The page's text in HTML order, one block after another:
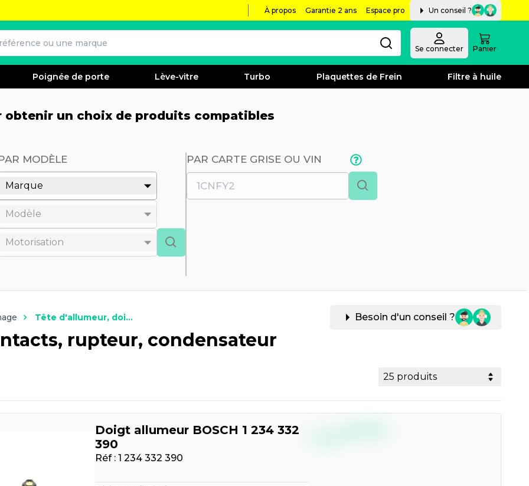
À propos Garantie 2 ans Espace pro Un conseil ?
Se connecter Panier
Poignée de porte Lève-vitre Turbo Plaquettes de Frein Filtre à huile
un choix de produits compatibles
MODÈLE
Marque
Modèle
Motorisation
PAR CARTE GRISE OU VIN
Tête d'allumeur, doi... Besoin d'un conseil ?
rupteur, condensateur
25 produits
Doigt allumeur BOSCH 1 234 332
390
Réf : 1 234 332 390